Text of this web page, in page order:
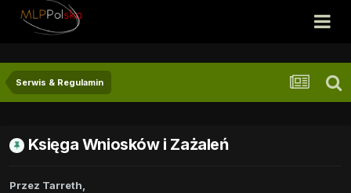
Serwis & Regulamin
Księga Wniosków i Zażaleń
Przez Tarreth,